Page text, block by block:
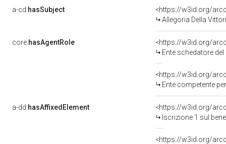
a-cd:hasSubject
<https://w3id.org/
Allegoria Della
core:hasAgentRole
<https://w3id.org/
Ente schedatore del bene
<https://w3id.org/
Ente competente per tutela
a-dd:hasAffixedElement
<https://w3id.org/
Iscrizione 1 sul
<https://w3id.org/